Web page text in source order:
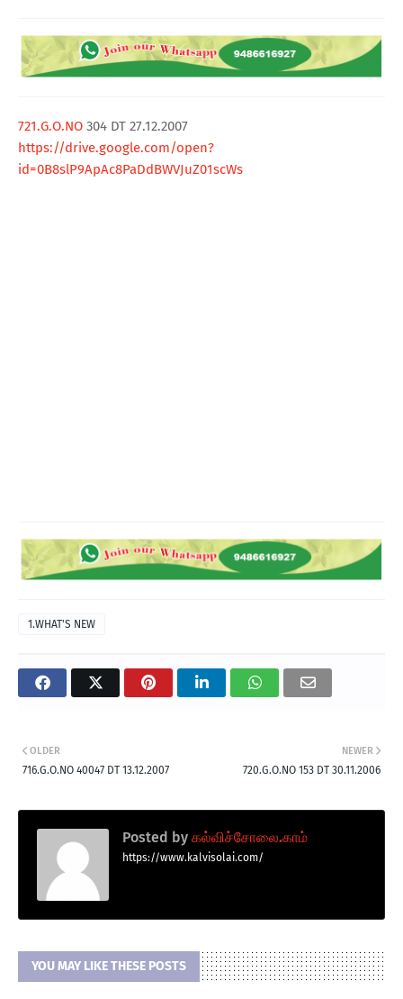
S
721.G.O.NO 304 DT 27.12.2007
https://drive.google.com/open?
id=0B8slP9ApAc8PaDdBWVJuZ01scWs
1.WHAT'S NEW
NEWER
720.G.O.NO 153 DT 30.11.2006
OLDER
716.G.O.NO 40047 DT 13.12.2007
Posted by கல்விச்சோலை.காம்
https://www.kalvisolai.com/
YOU MAY LIKE THESE POSTS